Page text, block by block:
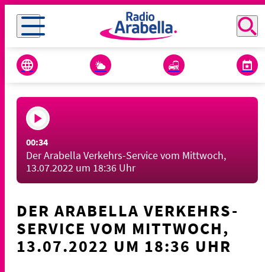
00:34
Der Arabella Verkehrs-Service vom Mittwoch,
13.07.2022 um 18:36 Uhr
DER ARABELLA VERKEHRS-
SERVICE VOM MITTWOCH,
13.07.2022 UM 18:36 UHR